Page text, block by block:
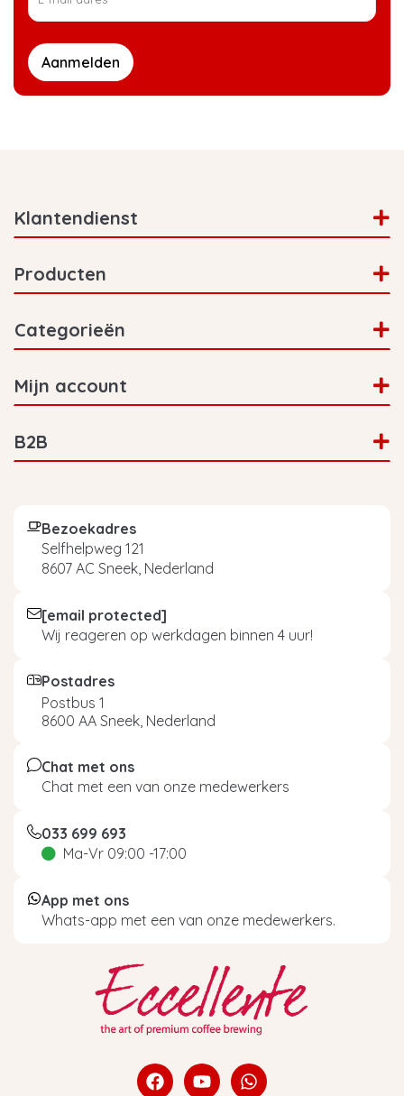
Aanmelden
Klantendienst
Producten
Categorieën
Mijn account
B2B
Bezoekadres
Selfhelpweg 121
8607 AC Sneek, Nederland
[email protected]
Wij reageren op werkdagen binnen 4 uur!
Postadres
Postbus 1
8600 AA Sneek, Nederland
Chat met ons
Chat met een van onze medewerkers
033 699 693
Ma-Vr 09:00 -17:00
App met ons
Whats-app met een van onze medewerkers.